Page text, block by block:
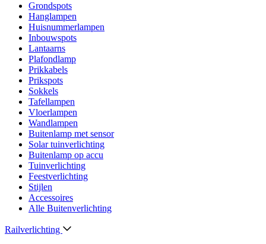
Grondspots
Hanglampen
Huisnummerlampen
Inbouwspots
Lantaarns
Plafondlamp
Prikkabels
Prikspots
Sokkels
Tafellampen
Vloerlampen
Wandlampen
Buitenlamp met sensor
Solar tuinverlichting
Buitenlamp op accu
Tuinverlichting
Feestverlichting
Stijlen
Accessoires
Alle Buitenverlichting
Railverlichting